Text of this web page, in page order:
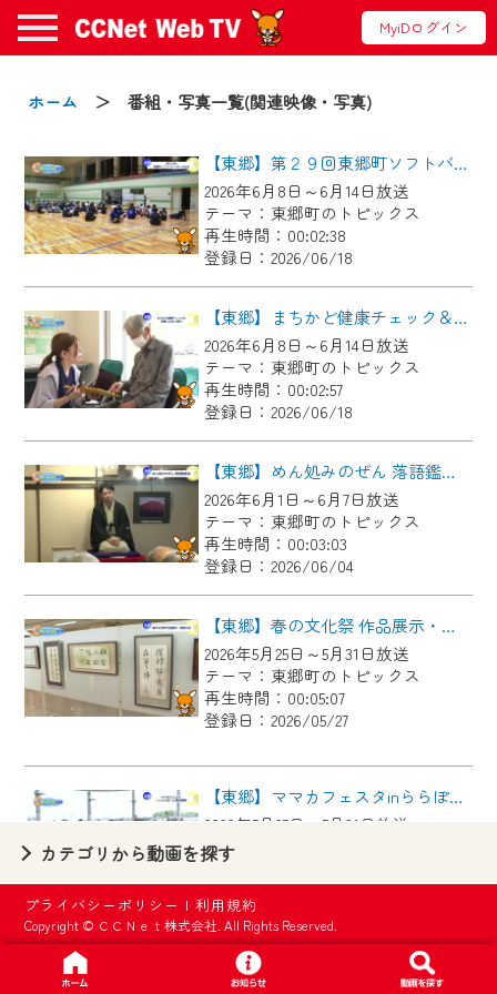
MyiDログイン
ホーム ＞ 番組・写真一覧(関連映像・写真)
【東郷】第２９回東郷町ソフトバレーボール大会
2026年6月8日～6月14日放送
テーマ：東郷町のトピックス
再生時間：00:02:38
登録日：2026/06/18
【東郷】まちかど健康チェック＆東郷ふれあい朝市
2026年6月8日～6月14日放送
テーマ：東郷町のトピックス
再生時間：00:02:57
登録日：2026/06/18
【東郷】めん処みのぜん 落語鑑賞会
2026年6月1日～6月7日放送
テーマ：東郷町のトピックス
再生時間：00:03:03
登録日：2026/06/04
【東郷】春の文化祭 作品展示・芸能大会
2026年5月25日～5月31日放送
テーマ：東郷町のトピックス
再生時間：00:05:07
登録日：2026/05/27
【東郷】ママカフェスタinららぽーと愛知東郷
2026年5月25日～5月31日放送
テーマ：東郷町のトピックス
再生時間：00:02:44
登録日：2026/05/27
【東郷】名古屋城「諸輪の松」里帰り
2026年5月18日～5月24日放送
カテゴリから動画を探す
プライバシーポリシー |利用規約
Copyright © ＣＣＮｅｔ株式会社. All Rights Reserved.
お知らせ
2024/09/02
動画配信サービス『CCNet Web TV』は2024
年9月24日からリニューアルします！
【変更点】
◆デザイン変更により、お住まいの地域
の動画コンテンツが一目瞭然。
◆当社アプリやＰＣブラウザから、いつ
でも・どこでも・外出先でも！
CCNetサービスエリア20市町の地域情報
番組をご視聴いただけます！
【ご注意】
2024年9月24日からはご加入者様へのサー
ビス向上のため、
『CCNet Web TV』を利用いただくには、
一部コンテンツを除き、
CCNetサービスへの加入と『CCNetマイ
ページ※』へのログインが必要となりま
す。
いたします。
要となります。
※MyIDとは、CCNet Web TVを含むCCNetの
各種サービスをご利用頂くためのIDです。
IDはお客様が使っているメールアドレス
で設定できます。